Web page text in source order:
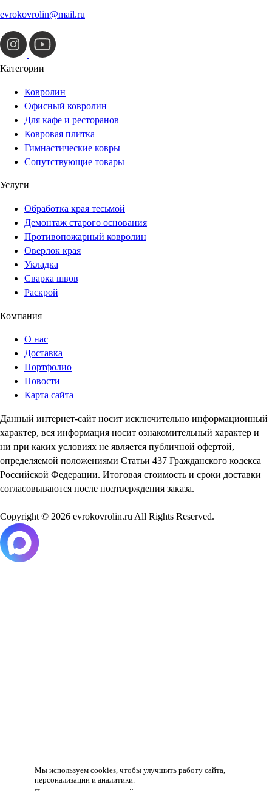
Мы используем cookies, чтобы улучшить работу сайта,
персонализации и аналитики.
evrokovrolin@mail.ru
Категории
Ковролин
Офисный ковролин
Для кафе и ресторанов
Ковровая плитка
Гимнастические ковры
Сопутствующие товары
Услуги
Обработка края тесьмой
Демонтаж старого основания
Противопожарный ковролин
Оверлок края
Укладка
Сварка швов
Раскрой
Компания
О нас
Доставка
Портфолио
Новости
Карта сайта
Данный интернет-сайт носит исключительно информационный
характер, вся информация носит ознакомительный характер и
ни при каких условиях не является публичной офертой,
определяемой положениями Статьи 437 Гражданского кодекса
Российской Федерации. Итоговая стоимость и сроки доставки
согласовываются после подтверждения заказа.
Copyright © 2026 evrokovrolin.ru All Rights Reserved.